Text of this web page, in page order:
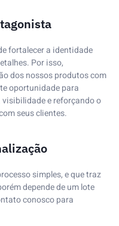
fortalecer a identidade
Por isso,
dos nossos produtos com
oportunidade para
e reforçando o
seus clientes.
simples, e que traz
depende de um lote
conosco para